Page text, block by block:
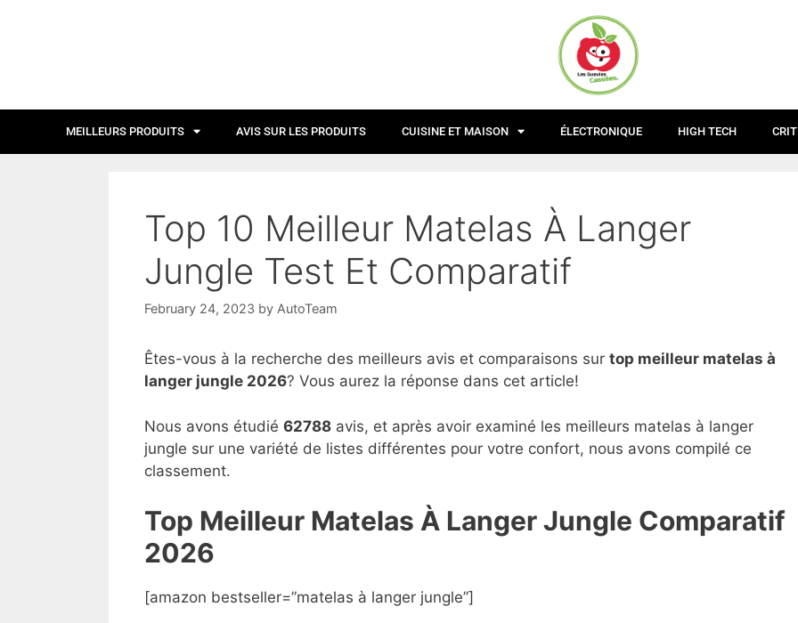
MEILLEURS PRODUITS AVIS SUR LES PRODUITS CUISINE ET MAISON ÉLECTRONIQUE HIGH TECH
Top 10 Meilleur Matelas À Langer
Jungle Test Et Comparatif
February 24, 2023 by AutoTeam
Êtes-vous à la recherche des meilleurs avis et comparaisons sur top meilleur matelas à
langer jungle 2026? Vous aurez la réponse dans cet article!
Nous avons étudié 62788 avis, et après avoir examiné les meilleurs matelas à langer
jungle sur une variété de listes différentes pour votre confort, nous avons compilé ce
classement.
Top Meilleur Matelas À Langer Jungle Comparatif
2026
[amazon bestseller=”matelas à langer jungle”]